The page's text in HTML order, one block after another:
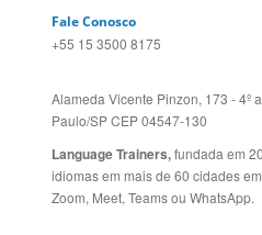
Fale Conosco
+55 15 3500 8175
Alameda Vicente Pinzon, 173 - 4º
Paulo/SP CEP 04547-130
Language Trainers,fundada em
idiomas em mais de 60 cidades
Zoom, Meet, Teams ou WhatsApp.